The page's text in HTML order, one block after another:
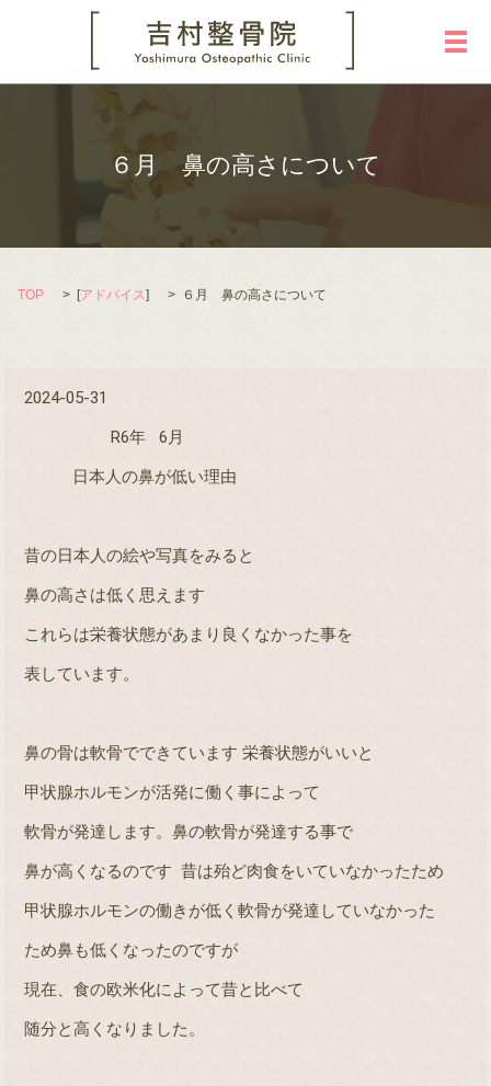
メ
６月 鼻の高さについて
TOP [アドバイス] ６月 鼻の高さについて
2024-05-31
R6年 6月
日本人の鼻が低い理由
昔の日本人の絵や写真をみると
鼻の高さは低く思えます
これらは栄養状態があまり良くなかった事を
表しています。
鼻の骨は軟骨でできています 栄養状態がいいと
甲状腺ホルモンが活発に働く事によって
軟骨が発達します。鼻の軟骨が発達する事で
鼻が高くなるのです 昔は殆ど肉食をいていなかったため
甲状腺ホルモンの働きが低く軟骨が発達していなかった
ため鼻も低くなったのですが
現在、食の欧米化によって昔と比べて
随分と高くなりました。